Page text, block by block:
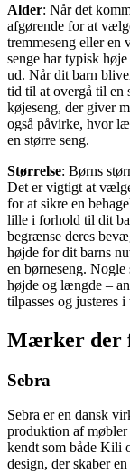
Alder: Når det
afgørende for at
tremmeseng eller en
senge har typisk
ud. Når dit barn
tid til at overgå til en
køjeseng, der giver
også påvirke, hvor
en større seng.
Størrelse: Børns
Det er vigtigt at
for at sikre en
lille i forhold til dit
begrænse deres
højde for dit barns
en børneseng. Nogle
højde og længde –
tilpasses og justeres
Mærker der
Sebra
Sebra er en dansk
produktion af
kendt som både Kili
design, der skaber